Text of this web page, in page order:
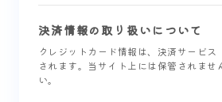
決済情報の取り扱いについて
クレジットカード情報は、決済サービ
されます。当サイト上には保管されませ
い。